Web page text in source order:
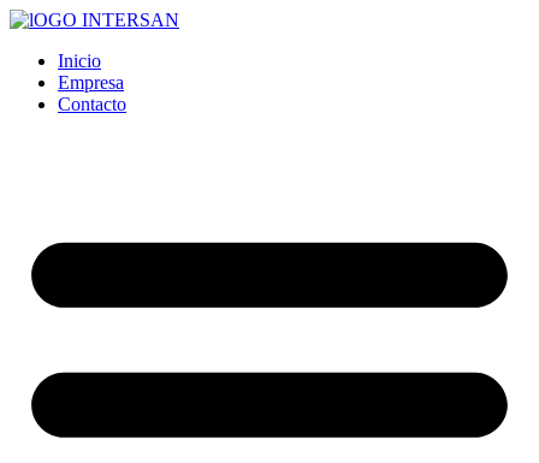
Ir
contenido
Inicio
Empresa
Contacto